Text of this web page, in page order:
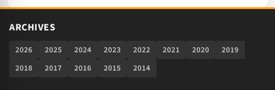
ARCHIVES
2026 2025 2024 2023 2022 2021 2020
2019
2018
2017 2016 2015 2014